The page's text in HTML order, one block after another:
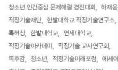
청소년 인간중심 문제해결 경진대회
하재웅
적정기술재단
한밭대학교 적정기술연구소
특허청
한밭대학교
연세대학교
적정기술아카데미
적정기술 교사연구회
독후감
청소년 적정기술미래포럼
에세이